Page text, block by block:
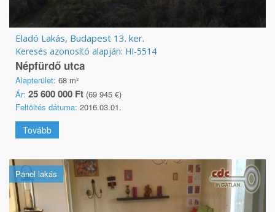
Eladó Lakás, Budapest 13. ker.
Keresés azonosító alapján: HI-5514
Népfürdő utca
Alapterület: 68 m²
Ár: 25 600 000 Ft (69 945 €)
Feltöltés dátuma: 2016.03.01.
Tovább
Panel lakás